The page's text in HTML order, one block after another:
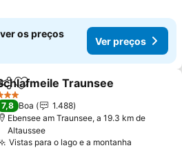
os preços
Ver preços
Adicionar aos favoritos
Traunsee
Estrelas
7,8 Boa
1.488
Ebensee am Traunsee, a 19.3 km de
Altaussee
Vistas para o lago e a montanha